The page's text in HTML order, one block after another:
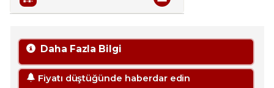
Daha Fazla Bilgi
Fiyatı düştüğünde haberdar edin